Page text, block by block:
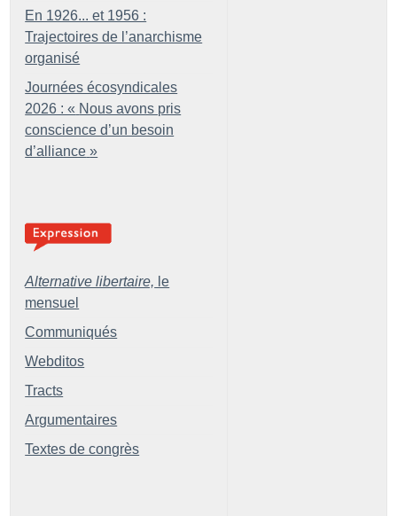
En 1926... et 1956 :
Trajectoires de l’anarchisme
organisé
Journées écosyndicales
2026 : « Nous avons pris
conscience d’un besoin
d’alliance »
Alternative libertaire, le
mensuel
Communiqués
Webditos
Tracts
Argumentaires
Textes de congrès